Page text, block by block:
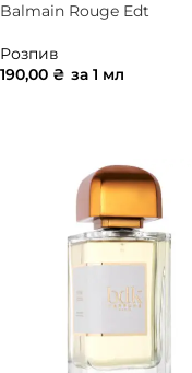
Balmain Rouge Edt
Розпив
190,00 ₴ за 1 мл